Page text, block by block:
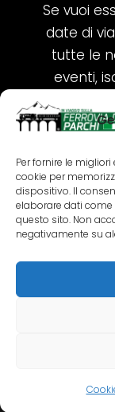
Per fornire le
cookie per
dispositivo. Il
elaborare dati
questo sito. Non
negativamente su
Se vuoi
date di
tutte le
eventi,
AGENZIA